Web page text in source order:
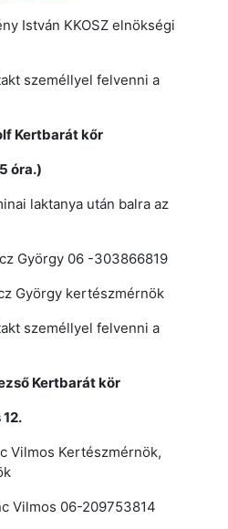
István KKOSZ elnökségi
személlyel felvenni a
Kertbarát kőr
óra.)
laktanya után balra az
György 06 -303866819
György kertészmérnök
személlyel felvenni a
Kertbarát kör
Vilmos Kertészmérnök,
Vilmos 06-209753814